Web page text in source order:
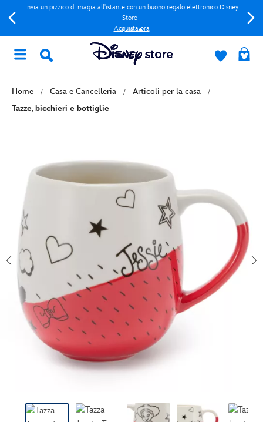
Invia un pizzico di magia all'istante con un buono regalo elettronico Disney
Store -
Acquista ora
Home Casa e Cancelleria
Articoli per la casa
Tazze, bicchieri e bottiglie